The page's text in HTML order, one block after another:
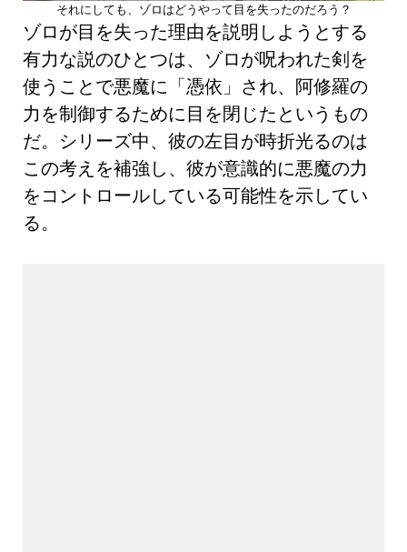
それにしても、ゾロはどうやって目を失ったのだろう？
ゾロが目を失った理由を説明しようとする
有力な説のひとつは、ゾロが呪われた剣を
使うことで悪魔に「憑依」され、阿修羅の
力を制御するために目を閉じたというもの
だ。シリーズ中、彼の左目が時折光るのは
この考えを補強し、彼が意識的に悪魔の力
をコントロールしている可能性を示してい
る。